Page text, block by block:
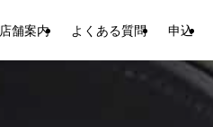
店舗案内 よくある質問 申込